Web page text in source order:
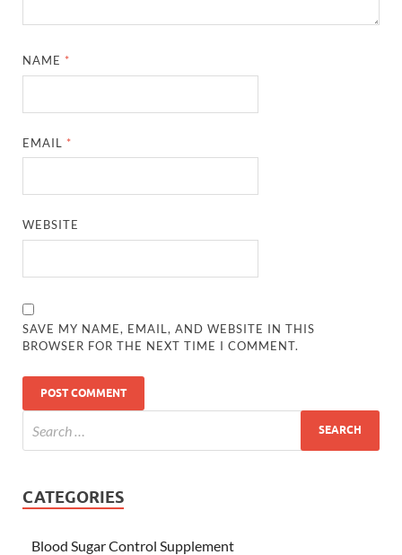
NAME *
EMAIL *
WEBSITE
SAVE MY NAME, EMAIL, AND WEBSITE IN THIS
BROWSER FOR THE NEXT TIME I COMMENT.
CATEGORIES
Blood Sugar Control Supplement